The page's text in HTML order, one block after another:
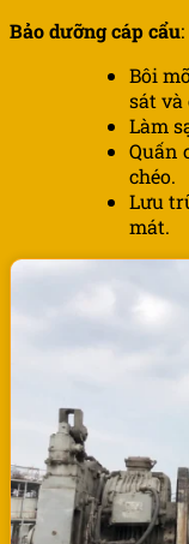
Bảo dưỡng cáp cẩu:
Bôi
sát và
Làm
Quấn
chéo.
Lưu
mát.